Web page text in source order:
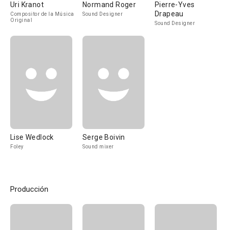
Uri Kranot
Compositor de la Música
Original
Normand Roger
Sound Designer
Pierre-Yves
Drapeau
Sound Designer
Lise Wedlock
Foley
Serge Boivin
Sound mixer
Producción